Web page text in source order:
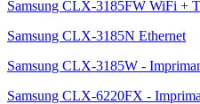
Samsung CLX-3185FW WiFi +
Samsung CLX-3185N Ethernet
Samsung CLX-3185W -
Samsung CLX-6220FX -